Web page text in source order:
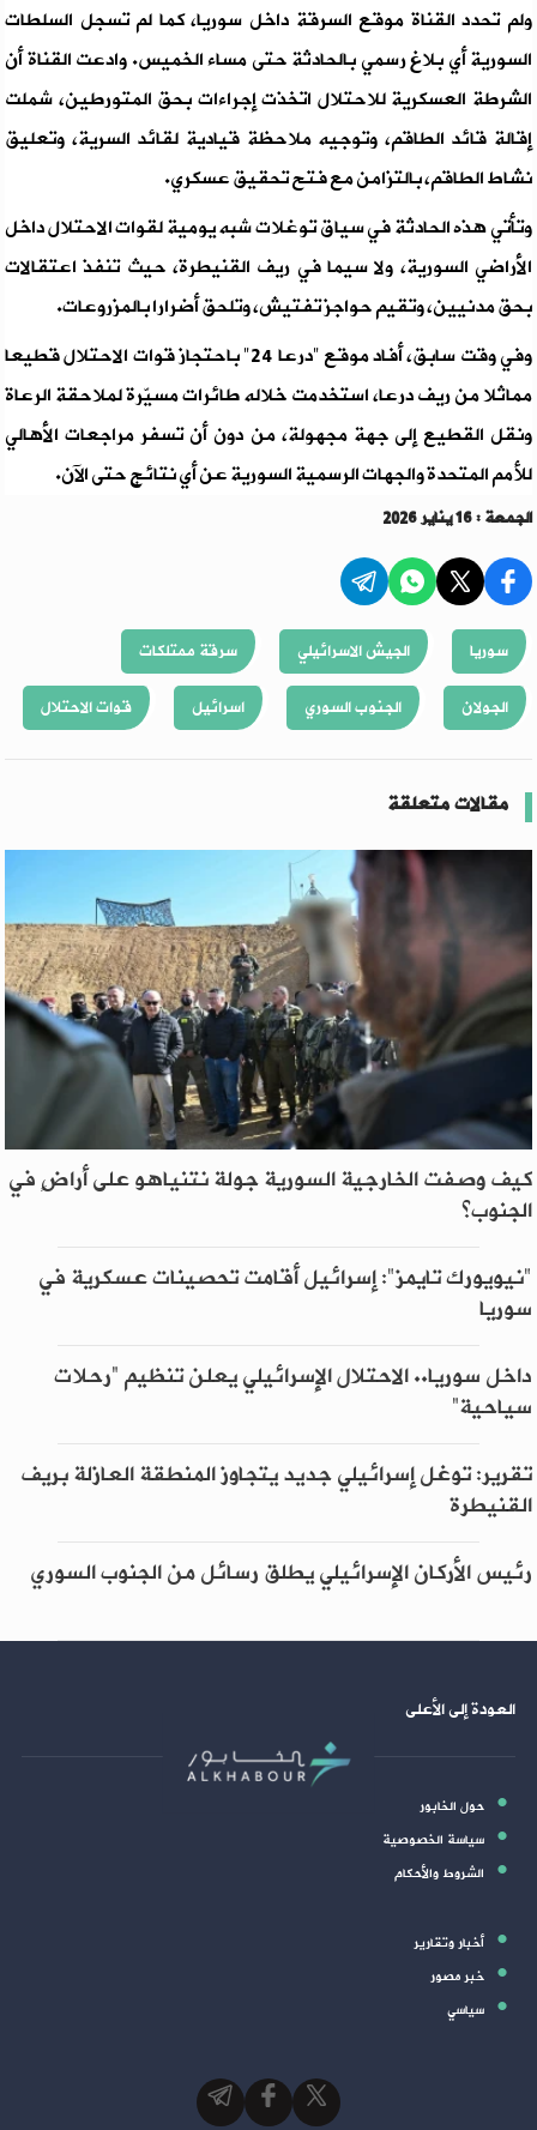
ولم تحدد القناة موقع السرقة داخل سوريا، كما لم تسجل السلطات
السورية أي بلاغ رسمي بالحادثة حتى مساء الخميس. وادعت القناة أن
الشرطة العسكرية للاحتلال اتخذت إجراءات بحق المتورطين، شملت
إقالة قائد الطاقم، وتوجيه ملاحظة قيادية لقائد السرية، وتعليق
نشاط الطاقم، بالتزامن مع فتح تحقيق عسكري.
وتأتي هذه الحادثة في سياق توغلات شبه يومية لقوات الاحتلال داخل
الأراضي السورية، ولا سيما في ريف القنيطرة، حيث تنفذ اعتقالات
بحق مدنيين، وتقيم حواجز تفتيش، وتلحق أضرارا بالمزروعات.
وفي وقت سابق، أفاد موقع "درعا 24" باحتجاز قوات الاحتلال قطيعا
مماثلا من ريف درعا، استخدمت خلاله طائرات مسيّرة لملاحقة الرعاة
ونقل القطيع إلى جهة مجهولة، من دون أن تسفر مراجعات الأهالي
للأمم المتحدة والجهات الرسمية السورية عن أي نتائج حتى الآن.
الجمعة : 16 يناير 2026
سوريا الجيش الاسرائيلي
سرقة ممتلكات
الجولان
الجنوب السوري اسرائيل قوات الاحتلال
مقالات متعلقة
كيف وصفت الخارجية السورية جولة نتنياهو على أراضٍ في
الجنوب؟
"نيويورك تايمز": إسرائيل أقامت تحصينات عسكرية في
سوريا
داخل سوريا.. الاحتلال الإسرائيلي يعلن تنظيم “رحلات
سياحية”
تقرير: توغل إسرائيلي جديد يتجاوز المنطقة العازلة بريف
القنيطرة
رئيس الأركان الإسرائيلي يطلق رسائل من الجنوب السوري
العودة إلى الأعلى
حول الخابور
سياسة الخصوصية
الشروط والأحكام
أخبار وتقارير
خبر مصور
سياسي